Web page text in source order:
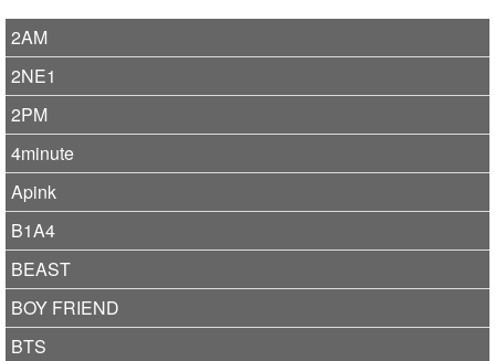
2AM
2NE1
2PM
4minute
Apink
B1A4
BEAST
BOY FRIEND
BTS